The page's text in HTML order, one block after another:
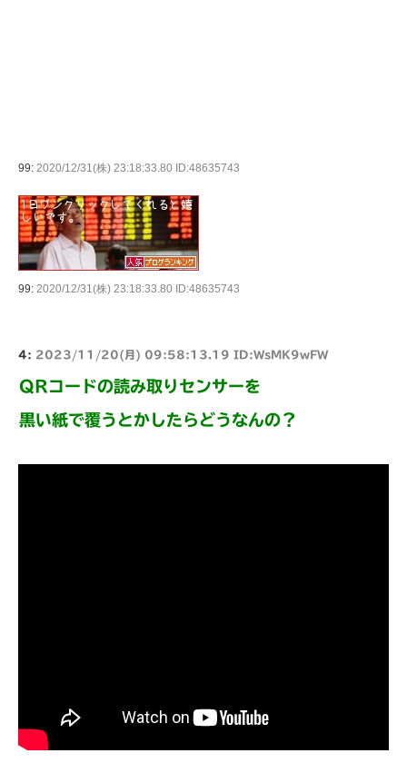
99: 2020/12/31(株) 23:18:33.80 ID:48635743
99: 2020/12/31(株) 23:18:33.80 ID:48635743
4: 2023/11/20(月) 09:58:13.19 ID:WsMK9wFW
QRコードの読み取りセンサーを
黒い紙で覆うとかしたらどうなんの？